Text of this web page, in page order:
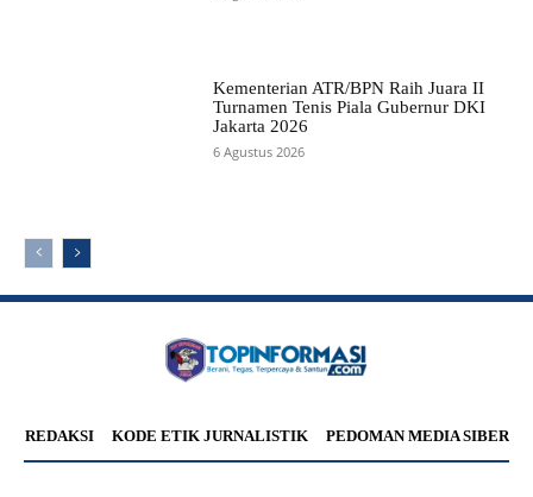
Kementerian ATR/BPN Raih Juara II
Turnamen Tenis Piala Gubernur DKI
Jakarta 2026
6 Agustus 2026
REDAKSI KODE ETIK JURNALISTIK PEDOMAN MEDIA SIBER